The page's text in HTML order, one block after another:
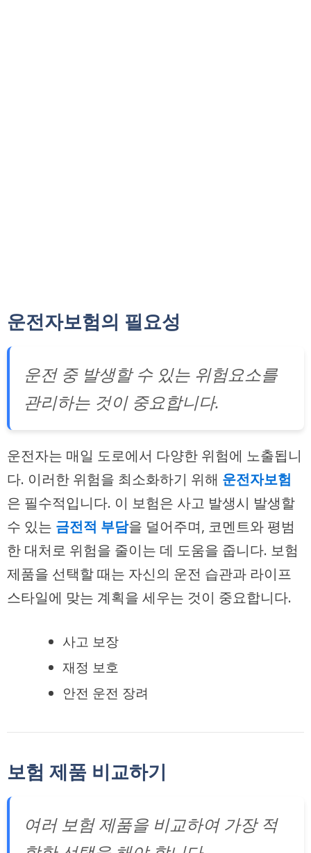
운전자보험의 필요성
운전 중 발생할 수 있는 위험요소를
관리하는 것이 중요합니다.
운전자는 매일 도로에서 다양한 위험에 노출됩니
다. 이러한 위험을 최소화하기 위해 운전자보험
은 필수적입니다. 이 보험은 사고 발생시 발생할
수 있는 금전적 부담을 덜어주며, 코멘트와 평범
한 대처로 위험을 줄이는 데 도움을 줍니다. 보험
제품을 선택할 때는 자신의 운전 습관과 라이프
스타일에 맞는 계획을 세우는 것이 중요합니다.
사고 보장
재정 보호
안전 운전 장려
보험 제품 비교하기
여러 보험 제품을 비교하여 가장 적